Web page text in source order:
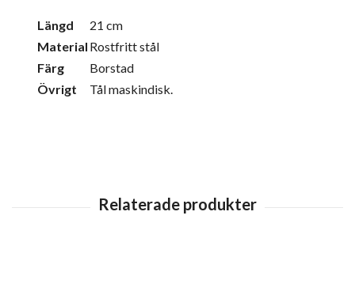
Längd
21 cm
Material Rostfritt stål
Färg
Borstad
Övrigt
Tål maskindisk.